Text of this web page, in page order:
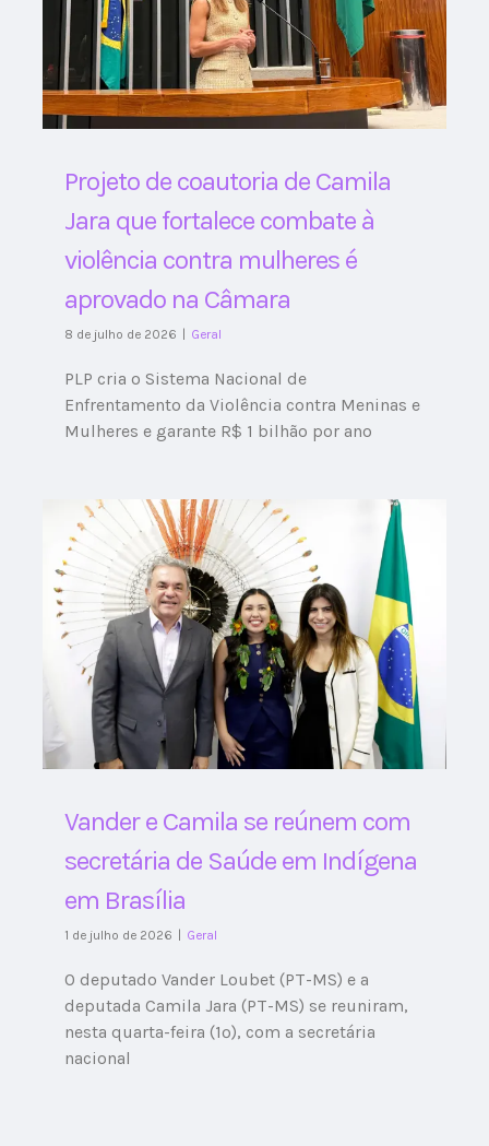
Projeto de coautoria de Camila
Jara que fortalece combate à
violência contra mulheres é
aprovado na Câmara
8 de julho de 2026 | Geral
PLP cria o Sistema Nacional de
Enfrentamento da Violência contra Meninas e
Mulheres e garante R$ 1 bilhão por ano
Vander e Camila se reúnem com
secretária de Saúde em Indígena
em Brasília
1 de julho de 2026 | Geral
O deputado Vander Loubet (PT-MS) e a
deputada Camila Jara (PT-MS) se reuniram,
nesta quarta-feira (1º), com a secretária
nacional